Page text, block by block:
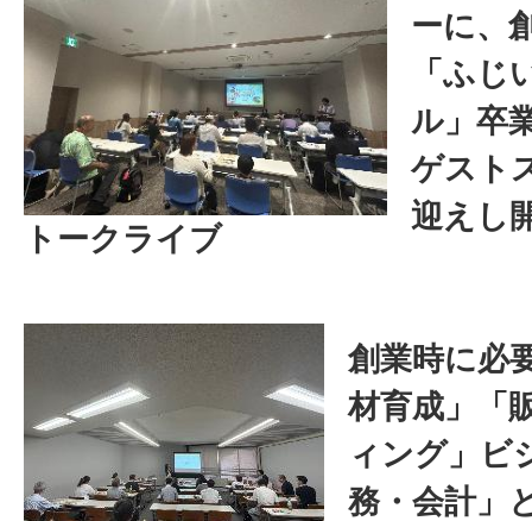
トークライブ
ーに、
「ふじ
ル」卒
ゲスト
迎えし
創業時に必
材育成」「
ィング」ビ
務・会計」